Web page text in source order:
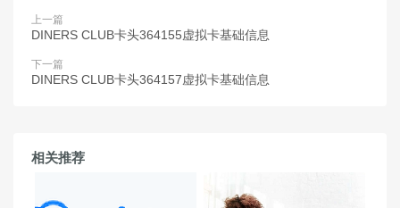
上一篇
DINERS CLUB卡头364155虚拟卡基础信息
下一篇
DINERS CLUB卡头364157虚拟卡基础信息
相关推荐